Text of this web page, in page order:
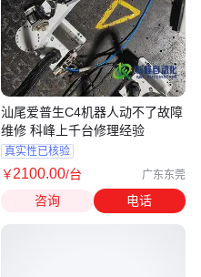
汕尾爱普生C4机器人动不了故障
维修 科峰上千台修理经验
真实性已核验
￥2100.00/台 广东东莞
咨询 电话